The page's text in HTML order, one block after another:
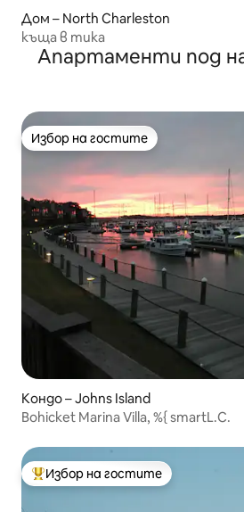
Дом – North Charleston
къща в тика
Апартаменти под
Избор на гостите
Избор на гостите
Кондо – Johns Island
Bohicket Marina Villa, %{ smartL.C.
Най-популярен избор на гостите
Избор на гостите